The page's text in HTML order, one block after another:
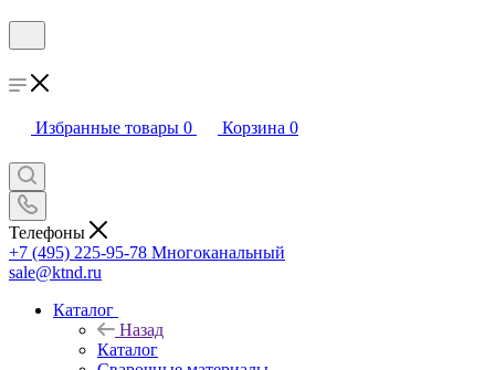
Избранные товары 0 Корзина 0
Телефоны
+7 (495) 225-95-78 Многоканальный
sale@ktnd.ru
Каталог
Назад
Каталог